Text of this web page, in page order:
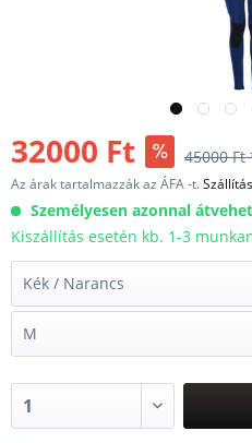
32000 Ft 45000 Ft
Az árak tartalmazzák az ÁFA -t.
Személyesen azonnal
Kiszállítás esetén kb. 1-3